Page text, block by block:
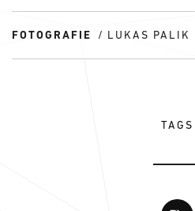
FOTOGRAFIE LUKAS PALIK
TAGS